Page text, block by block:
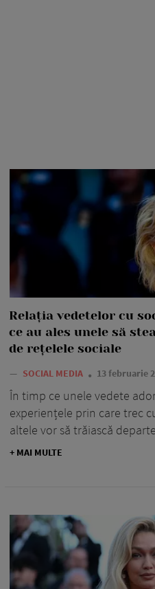
Relația vedetelor cu
ce au ales unele să
de rețelele sociale
— SOCIAL MEDIA 13 februarie
În timp ce unele vedete
experiențele prin care trec
altele vor să trăiască
+ MAI MULTE